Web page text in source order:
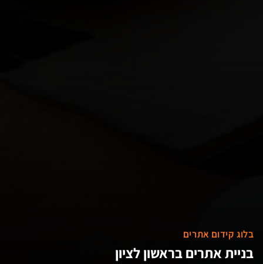
בלוג קידום אתרים
בניית אתרים בראשון לציון